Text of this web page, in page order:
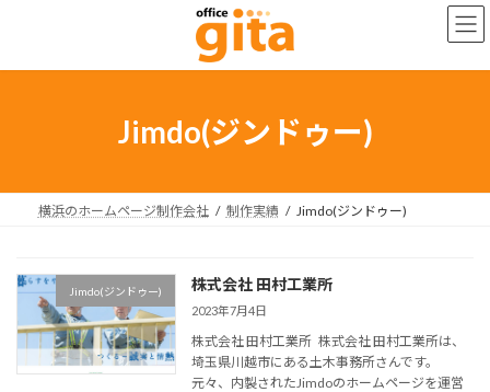
ン
ー
Jimdo(ジンドゥー)
横浜のホームページ制作会社 制作実績 Jimdo(ジンドゥー)
Jimdo(ジンドゥー) 株式会社 田村工業所
2023年7月4日
株式会社 田村工業所 株式会社 田村工業所は、
埼玉県川越市にある土木事務所さんです。
元々、内製されたJimdoのホームページを運営